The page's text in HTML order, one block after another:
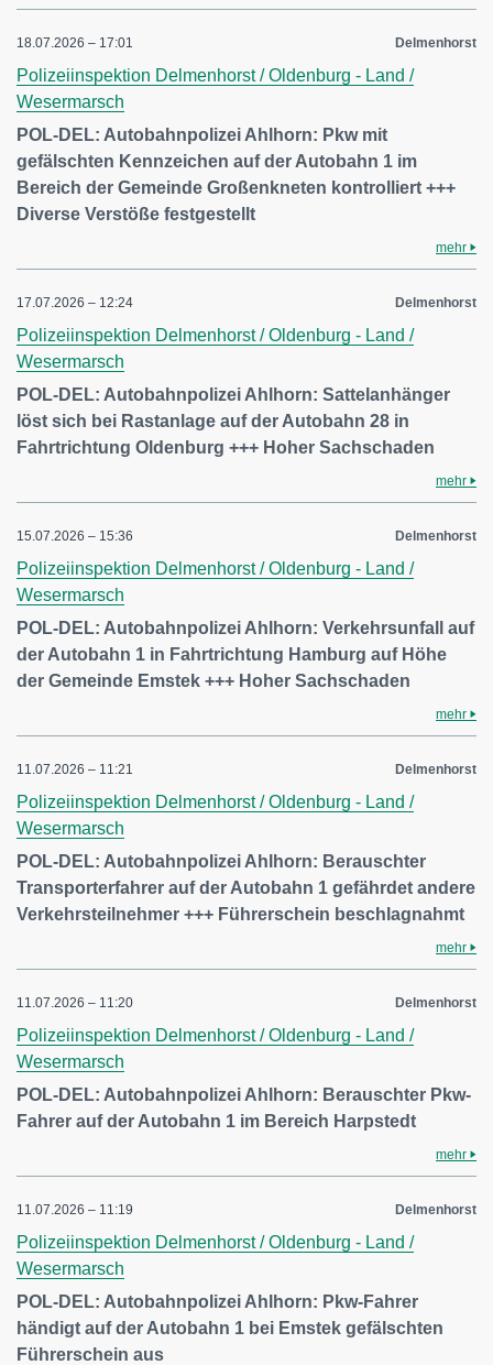
18.07.2026 – 17:01 Delmenhorst
Polizeiinspektion Delmenhorst / Oldenburg - Land /
Wesermarsch
POL-DEL: Autobahnpolizei Ahlhorn: Pkw mit
gefälschten Kennzeichen auf der Autobahn 1 im
Bereich der Gemeinde Großenkneten kontrolliert +++
Diverse Verstöße festgestellt
mehr
17.07.2026 – 12:24 Delmenhorst
Polizeiinspektion Delmenhorst / Oldenburg - Land /
Wesermarsch
POL-DEL: Autobahnpolizei Ahlhorn: Sattelanhänger
löst sich bei Rastanlage auf der Autobahn 28 in
Fahrtrichtung Oldenburg +++ Hoher Sachschaden
mehr
15.07.2026 – 15:36 Delmenhorst
Polizeiinspektion Delmenhorst / Oldenburg - Land /
Wesermarsch
POL-DEL: Autobahnpolizei Ahlhorn: Verkehrsunfall auf
der Autobahn 1 in Fahrtrichtung Hamburg auf Höhe
der Gemeinde Emstek +++ Hoher Sachschaden
mehr
11.07.2026 – 11:21 Delmenhorst
Polizeiinspektion Delmenhorst / Oldenburg - Land /
Wesermarsch
POL-DEL: Autobahnpolizei Ahlhorn: Berauschter
Transporterfahrer auf der Autobahn 1 gefährdet andere
Verkehrsteilnehmer +++ Führerschein beschlagnahmt
mehr
11.07.2026 – 11:20 Delmenhorst
Polizeiinspektion Delmenhorst / Oldenburg - Land /
Wesermarsch
POL-DEL: Autobahnpolizei Ahlhorn: Berauschter Pkw-
Fahrer auf der Autobahn 1 im Bereich Harpstedt
mehr
11.07.2026 – 11:19 Delmenhorst
Polizeiinspektion Delmenhorst / Oldenburg - Land /
Wesermarsch
POL-DEL: Autobahnpolizei Ahlhorn: Pkw-Fahrer
händigt auf der Autobahn 1 bei Emstek gefälschten
Führerschein aus